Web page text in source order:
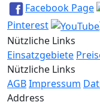
Facebook Page
Pinterest
Nützliche Links
Einsatzgebiete
Nützliche Links
AGBImpressum
Address